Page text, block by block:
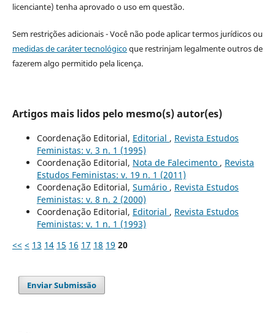
licenciante) tenha aprovado o uso em questão.
Sem restrições adicionais - Você não pode aplicar termos jurídicos ou
medidas de caráter tecnológicoque restrinjam legalmente outros de
fazerem algo permitido pela licença.
Artigos mais lidos pelo mesmo(s) autor(es)
Coordenação Editorial, Editorial , Revista Estudos
Feministas: v. 3 n. 1 (1995)
Coordenação Editorial, Nota de Falecimento , Revista
Estudos Feministas: v. 19 n. 1 (2011)
Coordenação Editorial, Sumário , Revista Estudos
Feministas: v. 8 n. 2 (2000)
Coordenação Editorial, Editorial , Revista Estudos
Feministas: v. 1 n. 1 (1993)
<< < 13 14 15 16 17 18 19 20
Enviar Submissão